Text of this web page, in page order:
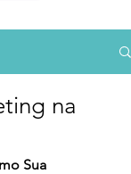
na
Sua